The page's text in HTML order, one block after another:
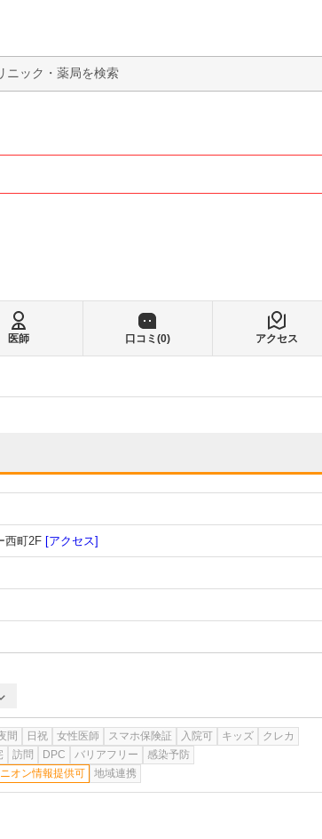
検索
医師 口コミ(0) アクセス
西町2F [アクセス]
間 日祝 女性医師 スマホ保険証 入院可 キッズ
クレカ
訪問 DPC バリアフリー
感染予防
オン情報提供可 地域連携